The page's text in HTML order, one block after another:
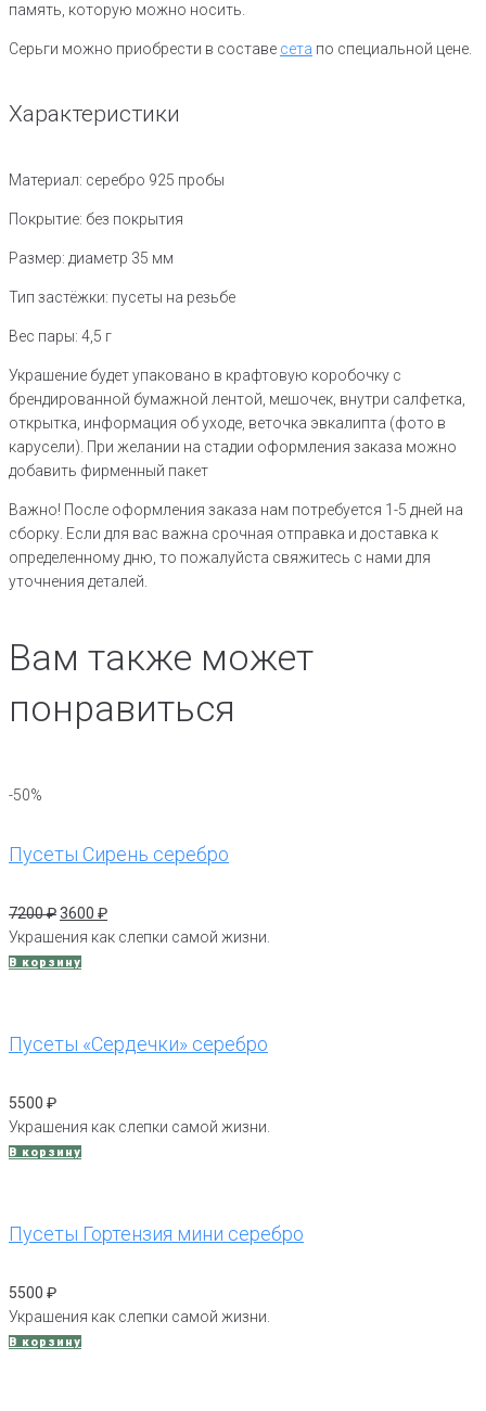
память, которую можно носить.
Серьги можно приобрести в составе сета по специальной цене.
Характеристики
Материал: серебро 925 пробы
Покрытие: без покрытия
Размер: диаметр 35 мм
Тип застёжки: пусеты на резьбе
Вес пары: 4,5 г
Украшение будет упаковано в крафтовую коробочку с
брендированной бумажной лентой, мешочек, внутри салфетка,
открытка, информация об уходе, веточка эвкалипта (фото в
карусели). При желании на стадии оформления заказа можно
добавить фирменный пакет
Важно! После оформления заказа нам потребуется 1-5 дней на
сборку. Если для вас важна срочная отправка и доставка к
определенному дню, то пожалуйста свяжитесь с нами для
уточнения деталей.
Вам также может
понравиться
-50%
Пусеты Сирень серебро
7200₽Первоначальная
цена
составляла
3600 ₽Текущая
цена:
Украшения как слепки самой жизни.
В корзину
Пусеты «Сердечки» серебро
5500 ₽
Украшения как слепки самой жизни.
В корзину
Пусеты Гортензия мини серебро
5500 ₽
Украшения как слепки самой жизни.
В корзину